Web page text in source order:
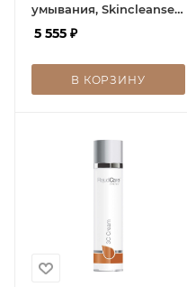
умывания, Skincleanse,
150 мл
5 555 ₽
В КОРЗИНУ